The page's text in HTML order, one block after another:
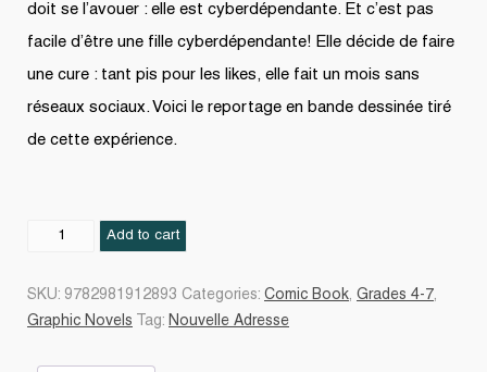
doit se l’avouer : elle est cyberdépendante. Et c’est pas
facile d’être une fille cyberdépendante! Elle décide de faire
une cure : tant pis pour les likes, elle fait un mois sans
réseaux sociaux. Voici le reportage en bande dessinée tiré
de cette expérience.
Add to cart
SKU: 9782981912893 Categories: Comic Book, Grades 4-7,
Graphic Novels
Tag: Nouvelle Adresse